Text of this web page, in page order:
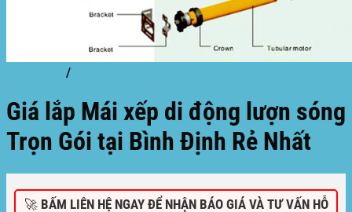
/
Giá lắp Mái xếp di động lượn sóng
Trọn Gói tại Bình Định Rẻ Nhất
🚀 BẤM LIÊN HỆ NGAY ĐỂ NHẬN BÁO GIÁ VÀ TƯ VẤN HỖ